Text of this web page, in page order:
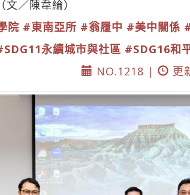
／陳韋綸）
院 #東南亞所 #翁履中 #美中關係
永續城市與社區 #SDG16和
NO.1218 |
更